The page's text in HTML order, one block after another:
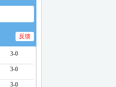
反馈
3-0
3-0
3-0